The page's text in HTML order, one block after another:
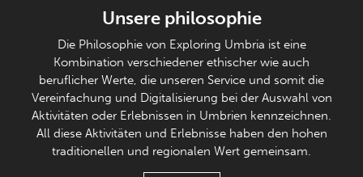
Unsere philosophie
Die Philosophie von Exploring Umbria ist eine
Kombination verschiedener ethischer wie auch
beruflicher Werte, die unseren Service und somit die
Vereinfachung und Digitalisierung bei der Auswahl von
Aktivitäten oder Erlebnissen in Umbrien kennzeichnen.
All diese Aktivitäten und Erlebnisse haben den hohen
traditionellen und regionalen Wert gemeinsam.